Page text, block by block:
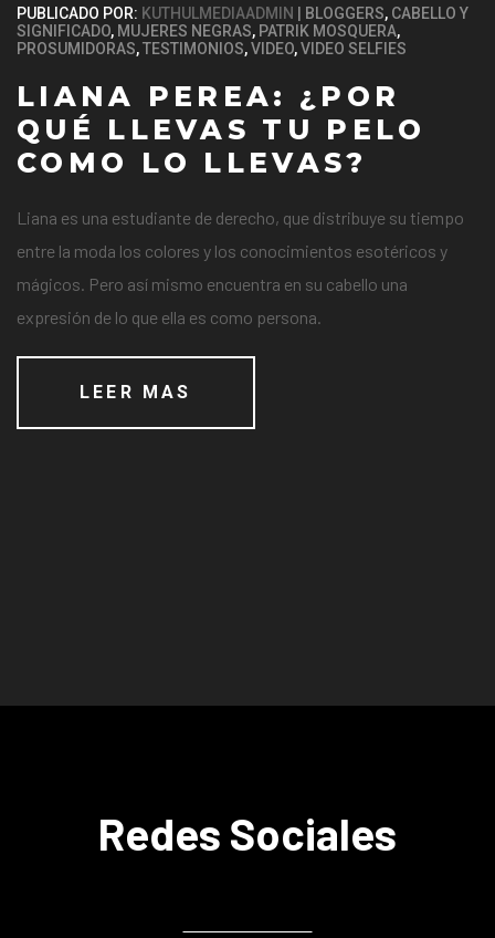
PUBLICADO POR: KUTHULMEDIAADMIN BLOGGERS, CABELLO Y
SIGNIFICADO, MUJERES NEGRAS, PATRIK MOSQUERA,
PROSUMIDORAS,TESTIMONIOS,VIDEO,VIDEO SELFIES
LIANA PEREA: ¿POR
QUÉ LLEVAS TU PELO
COMO LO LLEVAS?
Liana es una estudiante de derecho, que distribuye su tiempo
entre la moda los colores y los conocimientos esotéricos y
mágicos. Pero así mismo encuentra en su cabello una
expresión de lo que ella es como persona.
LEER MAS
Redes Sociales